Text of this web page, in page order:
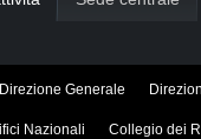
Direzione Generale
Nazionali Collegio dei